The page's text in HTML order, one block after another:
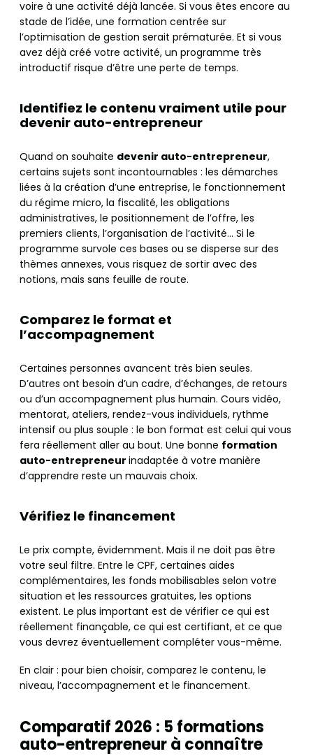
voire à une activité déjà lancée. Si vous êtes encore au
stade de l’idée, une formation centrée sur
l’optimisation de gestion serait prématurée. Et si vous
avez déjà créé votre activité, un programme très
introductif risque d’être une perte de temps.
Identifiez le contenu vraiment utile pour
devenir auto-entrepreneur
Quand on souhaite devenir auto-entrepreneur,
certains sujets sont incontournables : les démarches
liées à la création d’une entreprise, le fonctionnement
du régime micro, la fiscalité, les obligations
administratives, le positionnement de l’offre, les
premiers clients, l’organisation de l’activité… Si le
programme survole ces bases ou se disperse sur des
thèmes annexes, vous risquez de sortir avec des
notions, mais sans feuille de route.
Comparez le format et
l’accompagnement
Certaines personnes avancent très bien seules.
D’autres ont besoin d’un cadre, d’échanges, de retours
ou d’un accompagnement plus humain. Cours vidéo,
mentorat, ateliers, rendez-vous individuels, rythme
intensif ou plus souple : le bon format est celui qui vous
fera réellement aller au bout. Une bonne formation
auto-entrepreneur inadaptée à votre manière
d’apprendre reste un mauvais choix.
Vérifiez le financement
Le prix compte, évidemment. Mais il ne doit pas être
votre seul filtre. Entre le CPF, certaines aides
complémentaires, les fonds mobilisables selon votre
situation et les ressources gratuites, les options
existent. Le plus important est de vérifier ce qui est
réellement finançable, ce qui est certifiant, et ce que
vous devrez éventuellement compléter vous-même.
En clair : pour bien choisir, comparez le contenu, le
niveau, l’accompagnement et le financement.
Comparatif 2026 : 5 formations
auto-entrepreneur à connaître